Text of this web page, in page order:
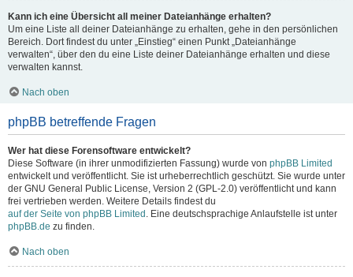
Kann ich eine Übersicht all meiner Dateianhänge erhalten?
Um eine Liste all deiner Dateianhänge zu erhalten, gehe in den persönlichen
Bereich. Dort findest du unter „Einstieg“ einen Punkt „Dateianhänge
verwalten“, über den du eine Liste deiner Dateianhänge erhalten und diese
verwalten kannst.
Nach oben
phpBB betreffende Fragen
Wer hat diese Forensoftware entwickelt?
Diese Software (in ihrer unmodifizierten Fassung) wurde von phpBB Limited
entwickelt und veröffentlicht. Sie ist urheberrechtlich geschützt. Sie wurde unter
der GNU General Public License, Version 2 (GPL-2.0) veröffentlicht und kann
frei vertrieben werden. Weitere Details findest du
auf der Seite von phpBB Limited . Eine deutschsprachige Anlaufstelle ist unter
phpBB.de zu finden.
Nach oben